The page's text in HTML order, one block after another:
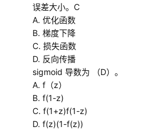
误差大小。C
A. 优化函数
B. 梯度下降
C. 损失函数
D. 反向传播
sigmoid 导数为 （D）。
A. f（z）
B. f(1-z)
C. f(1+z)f(1-z)
D. f(z)(1-f(z))